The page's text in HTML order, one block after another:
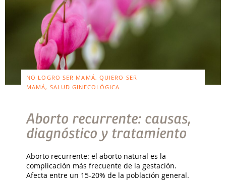
NO LOGRO SER MAMÁ, QUIERO SER
MAMÁ, SALUD GINECOLÓGICA
Aborto recurrente: causas,
diagnóstico y tratamiento
Aborto recurrente: el aborto natural es la
complicación más frecuente de la gestación.
Afecta entre un 15-20% de la población general.